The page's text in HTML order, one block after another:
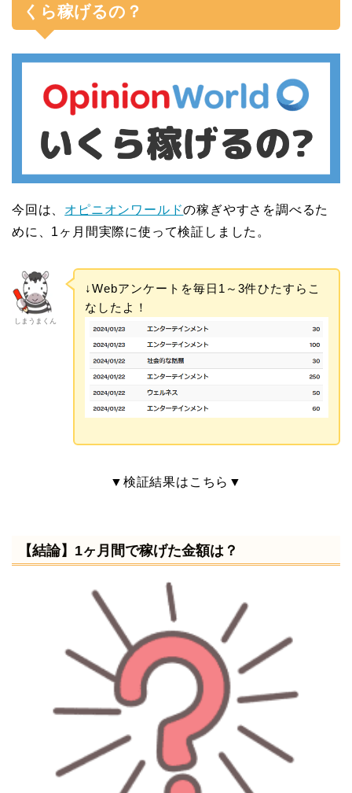
くら稼げるの？
今回は、 オピニオンワールドの稼ぎやすさを調べるた
めに、1ヶ月間実際に使って検証しました。
しまうまくん
↓Webアンケートを毎日1～3件ひたすらこ
なしたよ！
▼検証結果はこちら▼
【結論】1ヶ月間で稼げた金額は？